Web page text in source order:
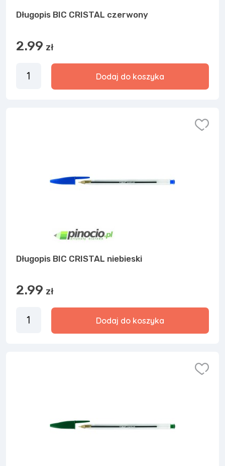
Długopis BIC CRISTAL czerwony
2.99 zł
Dodaj do koszyka
Długopis BIC CRISTAL niebieski
2.99 zł
Dodaj do koszyka